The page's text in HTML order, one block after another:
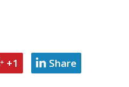
+1
Share